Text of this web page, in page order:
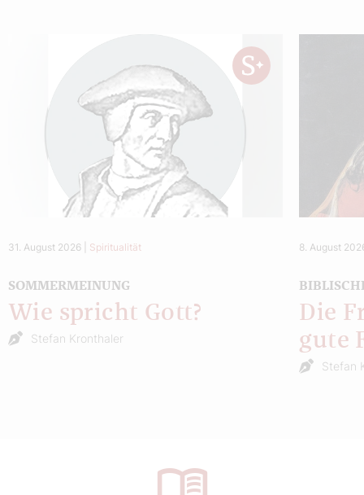
31. August 2026 Spiritualität
SOMMERMEINUNG
Wie spricht Gott?
Stefan Kronthaler
8. August
Die
gute
Stefan